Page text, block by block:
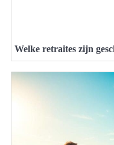
Welke retraites zijn